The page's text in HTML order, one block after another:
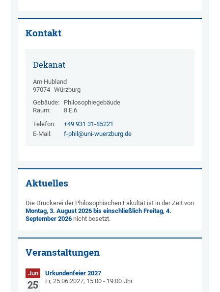
Kontakt
Dekanat
Am Hubland
97074 Würzburg
Gebäude:
Philosophiegebäude
Raum:
8.E.6
Telefon:
+49 931 31-85221
E-Mail:
f-phil@uni-wuerzburg.de
Aktuelles
Die Druckerei der Philosophischen Fakultät ist in der Zeit von
Montag, 3. August 2026 bis einschließlich Freitag, 4.
September 2026 nicht besetzt.
Veranstaltungen
Jun
25
Urkundenfeier 2027
Fr, 25.06.2027, 15:00 - 19:00 Uhr